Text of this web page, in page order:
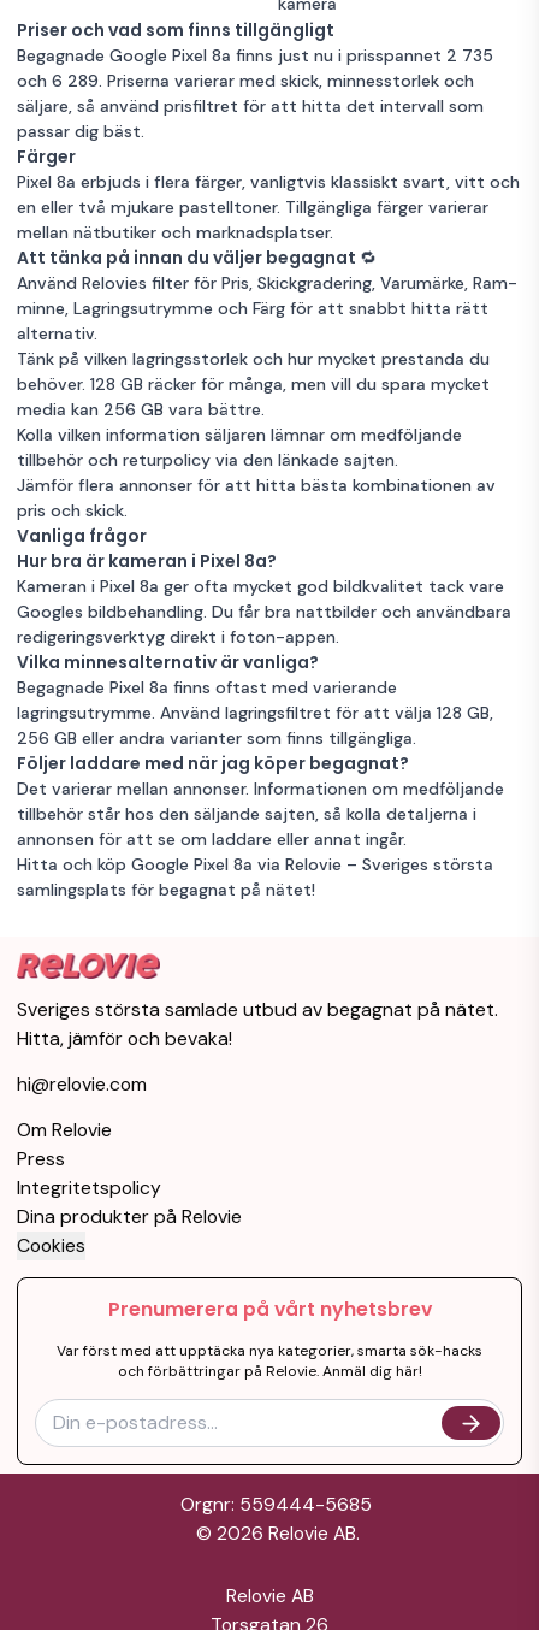
Priser och vad som finns tillgängligt
Begagnade Google Pixel 8a finns just nu i prisspannet 2 735
och 6 289. Priserna varierar med skick, minnesstorlek och
säljare, så använd prisfiltret för att hitta det intervall som
passar dig bäst.
Färger
Pixel 8a erbjuds i flera färger, vanligtvis klassiskt svart, vitt och
en eller två mjukare pastelltoner. Tillgängliga färger varierar
mellan nätbutiker och marknadsplatser.
Att tänka på innan du väljer begagnat 🔁
Använd Relovies filter för Pris, Skickgradering, Varumärke, Ram-
minne, Lagringsutrymme och Färg för att snabbt hitta rätt
alternativ.
Tänk på vilken lagringsstorlek och hur mycket prestanda du
behöver. 128 GB räcker för många, men vill du spara mycket
media kan 256 GB vara bättre.
Kolla vilken information säljaren lämnar om medföljande
tillbehör och returpolicy via den länkade sajten.
Jämför flera annonser för att hitta bästa kombinationen av
pris och skick.
Vanliga frågor
Hur bra är kameran i Pixel 8a?
Kameran i Pixel 8a ger ofta mycket god bildkvalitet tack vare
Googles bildbehandling. Du får bra nattbilder och användbara
redigeringsverktyg direkt i foton-appen.
Vilka minnesalternativ är vanliga?
Begagnade Pixel 8a finns oftast med varierande
lagringsutrymme. Använd lagringsfiltret för att välja 128 GB,
256 GB eller andra varianter som finns tillgängliga.
Följer laddare med när jag köper begagnat?
Det varierar mellan annonser. Informationen om medföljande
tillbehör står hos den säljande sajten, så kolla detaljerna i
annonsen för att se om laddare eller annat ingår.
Hitta och köp Google Pixel 8a via Relovie – Sveriges största
samlingsplats för begagnat på nätet!
Sveriges största samlade utbud av begagnat på nätet.
Hitta, jämför och bevaka!
hi@relovie.com
Om Relovie
Press
Integritetspolicy
Dina produkter på Relovie
Cookies
Prenumerera på vårt nyhetsbrev
Var först med att upptäcka nya kategorier, smarta sök-hacks
och förbättringar på Relovie. Anmäl dig här!
Orgnr: 559444-5685
© 2026 Relovie AB.
Relovie AB
Torsgatan 26